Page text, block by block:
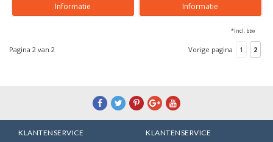
Informatie Informatie
*Incl. btw
Pagina 2 van 2 Vorige pagina 1 2
KLANTENSERVICE
KLANTENSERVICE